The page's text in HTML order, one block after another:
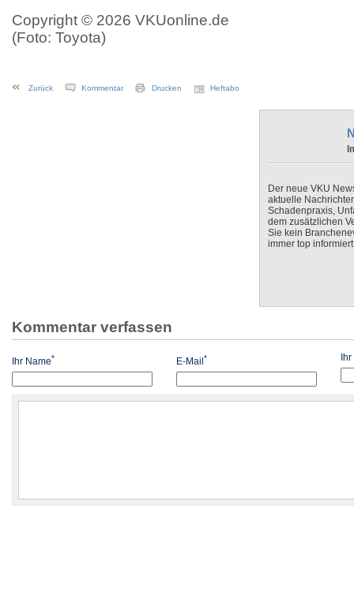
Copyright © 2026 VKUonline.de
(Foto: Toyota)
Zurück Kommentar Drucken Heftabo
Der neue VKU
aktuelle
Schadenpraxis,
dem zusätzlichen
Sie kein
immer top
Kommentar verfassen
Ihr Name* E-Mail* Ihr